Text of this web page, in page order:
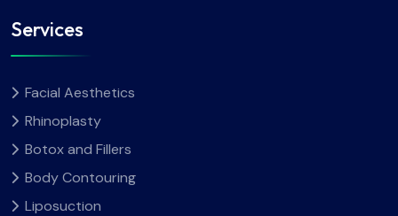
Services
Facial Aesthetics
Rhinoplasty
Botox and Fillers
Body Contouring
Liposuction